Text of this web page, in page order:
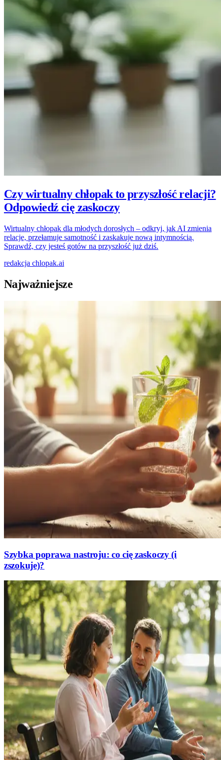
Czy wirtualny chłopak to przyszłość relacji?
Odpowiedź cię zaskoczy
Wirtualny chłopak dla młodych dorosłych – odkryj, jak AI zmienia
relacje, przełamuje samotność i zaskakuje nową intymnością.
Sprawdź, czy jesteś gotów na przyszłość już dziś.
redakcja chlopak.ai
Najważniejsze
Szybka poprawa nastroju: co cię zaskoczy (i
zszokuje)?